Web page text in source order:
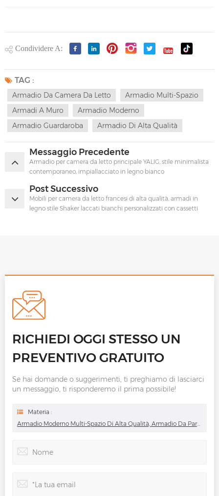
Condividere A:
TAG :
Armadio Da Camera Da Letto
Armadio Multi-Spazio
Armadi A Muro
Armadio Moderno
Armadio Guardaroba
Armadio Di Alta Qualità
Messaggio Precedente
Armadio per camera da letto principale YALIG, stile minimalista
contemporaneo, impiallacciato in legno bianco
Post Successivo
Mobili per camera da letto francesi di alta qualità, armadi in
legno stile Shaker laccati bianchi personalizzati con cassetti
RICHIEDI OGGI STESSO UN
PREVENTIVO GRATUITO
Se hai domande o suggerimenti, ti preghiamo di lasciarci
un messaggio, ti risponderemo il prima possibile!
Materia :
Armadio Moderno Multi-Spazio Di Alta Qualità, Armadio Da Parete Di Alta Qualità Per Camera Da Letto